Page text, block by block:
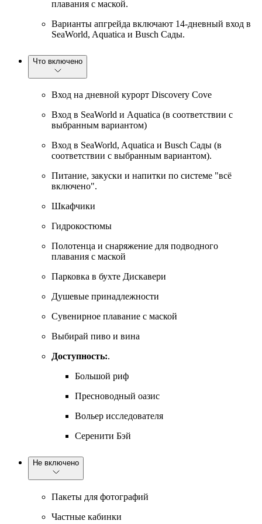
плавания с маской.
Варианты апгрейда включают 14-дневный вход в
SeaWorld, Aquatica и Busch Сады.
Что включено
Вход на дневной курорт Discovery Cove
Вход в SeaWorld и Aquatica (в соответствии с
выбранным вариантом)
Вход в SeaWorld, Aquatica и Busch Сады (в
соответствии с выбранным вариантом).
Питание, закуски и напитки по системе "всё
включено".
Шкафчики
Гидрокостюмы
Полотенца и снаряжение для подводного
плавания с маской
Парковка в бухте Дискавери
Душевые принадлежности
Сувенирное плавание с маской
Выбирай пиво и вина
Доступность:.
Большой риф
Пресноводный оазис
Вольер исследователя
Серенити Бэй
Не включено
Пакеты для фотографий
Частные кабинки